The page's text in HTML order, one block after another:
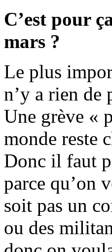
C’est pour
mars ?
Le plus
n’y a rien de
Une grève «
monde reste
Donc il faut
parce qu’on
soit pas un
ou des